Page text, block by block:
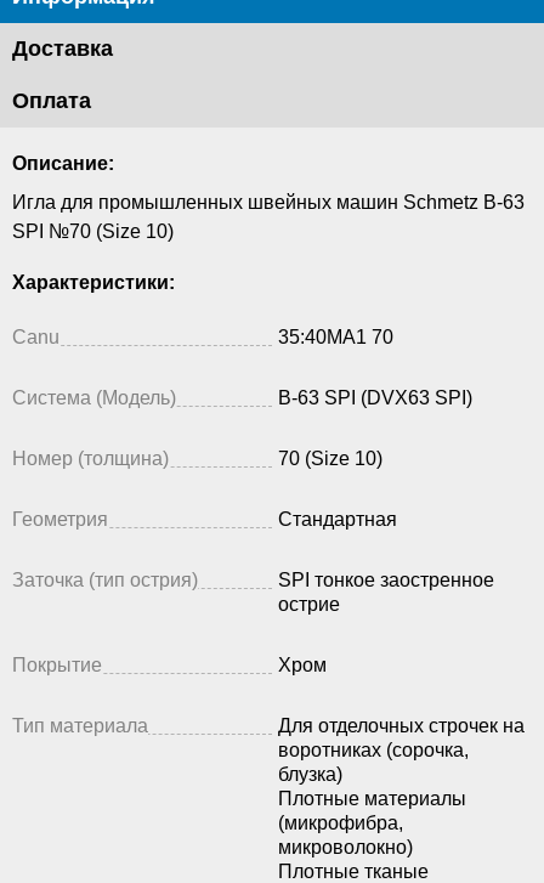
Доставка
Оплата
Описание:
Игла для промышленных швейных машин Schmetz B-63
SPI №70 (Size 10)
Характеристики:
Canu 35:40MA1 70
Система (Модель) B-63 SPI (DVX63 SPI)
Номер (толщина) 70 (Size 10)
Геометрия Стандартная
Заточка (тип острия)
SPI тонкое заостренное
острие
Покрытие Хром
Тип материала
Для отделочных строчек на
воротниках (сорочка,
блузка)
Плотные материалы
(микрофибра,
микроволокно)
Плотные тканые